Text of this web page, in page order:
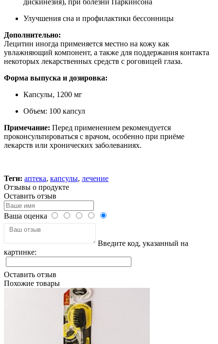
Улучшения сна и профилактики бессонницы
Дополнительно:
Лецитин иногда применяется местно на кожу как
увлажняющий компонент, а также для поддержания контакта
некоторых лекарственных средств с роговицей глаза.
Форма выпуска и дозировка:
Капсулы, 1200 мг
Объем: 100 капсул
Примечание: Перед применением рекомендуется
проконсультироваться с врачом, особенно при приёме
лекарств или хронических заболеваниях.
Теги: аптека, капсулы, лечение
Отзывы о продукте
Оставить отзыв
Ваша оценка
Введите код, указанный на
картинке:
Оставить отзыв
Похожие товары